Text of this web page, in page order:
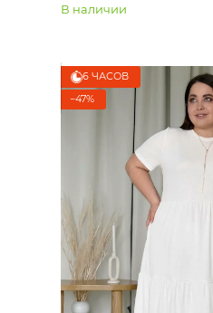
В наличии
6 ЧАСОВ
−47%